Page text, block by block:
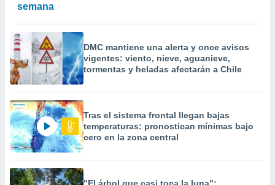
semana
DMC mantiene una alerta y once avisos
vigentes: viento, nieve, aguanieve,
tormentas y heladas afectarán a Chile
Tras el sistema frontal llegan bajas
temperaturas: pronostican mínimas bajo
cero en la zona central